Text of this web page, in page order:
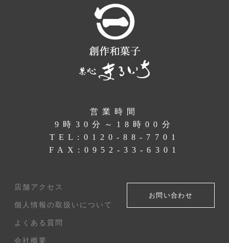
営業時間
9時30分～18時00分
TEL: 0120-88-7701
FAX:0952-33-6301
お問い合わせ
店舗アクセス
個人情報の取扱いについて
よくある質問
会社概要